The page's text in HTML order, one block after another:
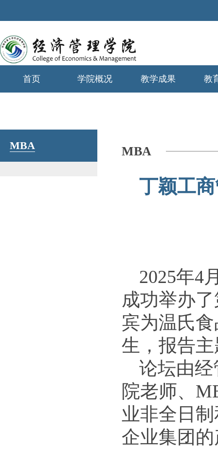
首页 学院概况 教学成果 教
MBA MBA
丁颖工
2025年4
成功举办
宾为温氏
生，报告
论坛由
院老师、
业非全日
企业集团